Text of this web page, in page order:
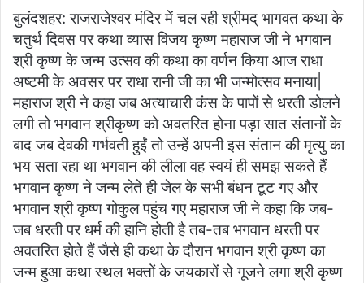
बुलंदशहर: राजराजेश्वर मंदिर में चल रही श्रीमद् भागवत कथा के
चतुर्थ दिवस पर कथा व्यास विजय कृष्ण महाराज जी ने भगवान
श्री कृष्ण के जन्म उत्सव की कथा का वर्णन किया आज राधा
अष्टमी के अवसर पर राधा रानी जी का भी जन्मोत्सव मनाया|
महाराज श्री ने कहा जब अत्याचारी कंस के पापों से धरती डोलने
लगी तो भगवान श्रीकृष्ण को अवतरित होना पड़ा सात संतानों के
बाद जब देवकी गर्भवती हुईं तो उन्हें अपनी इस संतान की मृत्यु का
भय सता रहा था भगवान की लीला वह स्वयं ही समझ सकते हैं
भगवान कृष्ण ने जन्म लेते ही जेल के सभी बंधन टूट गए और
भगवान श्री कृष्ण गोकुल पहुंच गए महाराज जी ने कहा कि जब-
जब धरती पर धर्म की हानि होती है तब-तब भगवान धरती पर
अवतरित होते हैं जैसे ही कथा के दौरान भगवान श्री कृष्ण का
जन्म हुआ कथा स्थल भक्तों के जयकारों से गूजने लगा श्री कृष्ण